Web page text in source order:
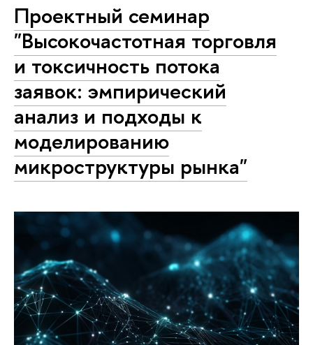
Проектный семинар
"Высокочастотная торговля
и токсичность потока
заявок: эмпирический
анализ и подходы к
моделированию
микроструктуры рынка"